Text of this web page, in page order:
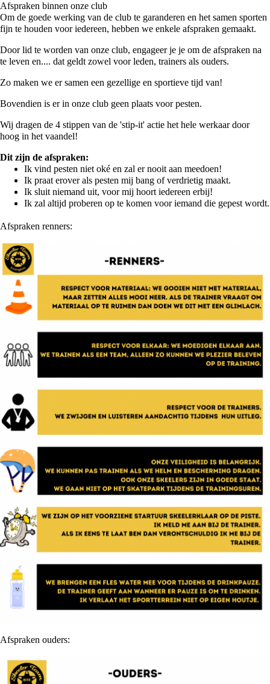
Afspraken binnen onze club
Om de goede werking van de club te garanderen en het samen sporten
fijn te houden voor iedereen, hebben we enkele afspraken gemaakt.
Door lid te worden van onze club, engageer je je om de afspraken na
te leven en.... dat geldt zowel voor leden, trainers als ouders.
Zo maken we er samen een gezellige en sportieve tijd van!
Bovendien is er in onze club geen plaats voor pesten.
Wij dragen de 4 stippen van de 'stip-it' actie het hele werkaar door
hoog in het vaandel!
Dit zijn de afspraken:
Ik vind pesten niet oké en zal er nooit aan meedoen!
Ik praat erover als pesten mij bang of verdrietig maakt.
Ik sluit niemand uit, voor mij hoort iedereen erbij!
Ik zal altijd proberen op te komen voor iemand die gepest wordt.
Afspraken renners:
Afspraken ouders: